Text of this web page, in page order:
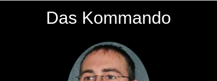
Das Kommando